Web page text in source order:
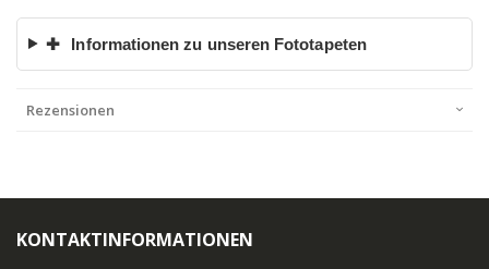
✚ Informationen zu unseren Fototapeten
Rezensionen
KONTAKTINFORMATIONEN